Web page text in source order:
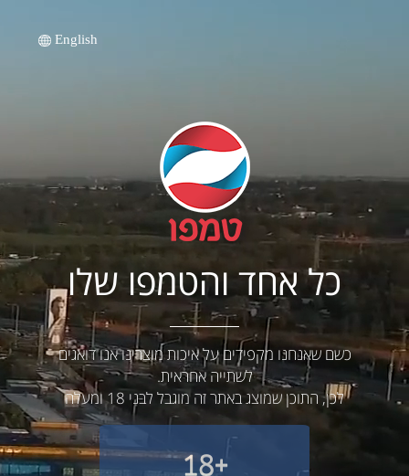
English
כל אחד והטמפו שלו
כשם שאנחנו מקפידים על איכות מוצרינו אנו דואגים
לשתייה אחראית.
לכן, התוכן שמוצג באתר זה מוגבל לבני 18 ומעלה
+18